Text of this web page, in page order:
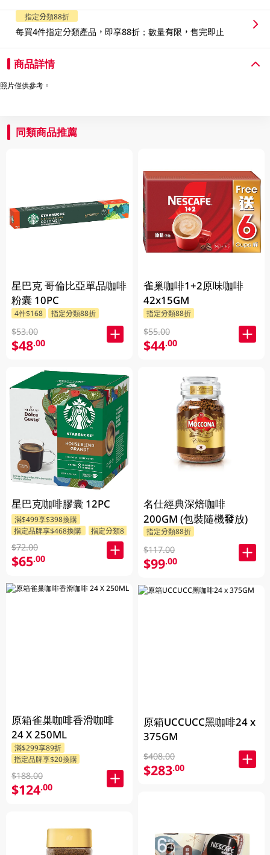
指定分類88折
每買4件指定分類產品，即享88折；數量有限，售完即止
商品詳情
照片僅供參考。
同類商品推薦
星巴克 哥倫比亞單品咖啡
粉囊 10PC
4件$168 指定分類88折
$53.00
$48.00
星巴克咖啡膠囊 12PC
滿$499享$398換購
指定品牌享$468換購
指定分類88折
$72.00
$65.00
原箱雀巢咖啡香滑咖啡
24 X 250ML
滿$299享89折
指定品牌享$20換購
$188.00
$124.00
雀巢咖啡1+2原味咖啡
42x15GM
指定分類88折
$55.00
$44.00
名仕經典深焙咖啡
200GM (包裝隨機發放)
指定分類88折
$117.00
$99.00
原箱UCCUCC黑咖啡24 x
375GM
$408.00
$283.00